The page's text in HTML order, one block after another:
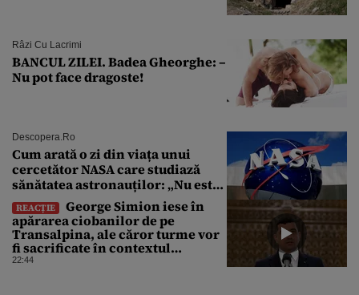
Râzi Cu Lacrimi
BANCUL ZILEI. Badea Gheorghe: –
Nu pot face dragoste!
Descopera.ro
Cum arată o zi din viața unui
cercetător NASA care studiază
sănătatea astronauților: „Nu este
o știință complicată”
REACȚIE
George Simion iese în
apărarea ciobanilor de pe
Transalpina, ale căror turme vor
fi sacrificate în contextul
focarului de variolă ovină
22:44